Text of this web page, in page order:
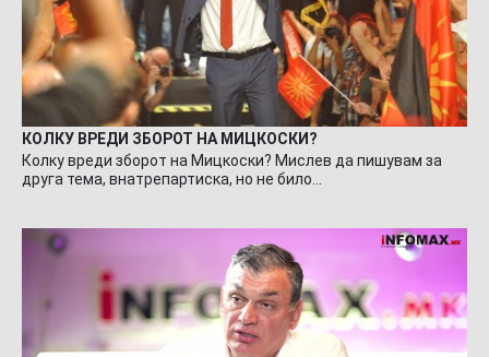
КОЛКУ ВРЕДИ ЗБОРОТ НА МИЦКОСКИ?
Колку вреди зборот на Мицкоски? Мислев да пишувам за
друга тема, внатрепартиска, но не било…